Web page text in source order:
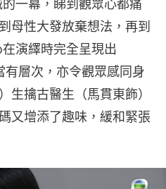
一幕，睇到觀眾心都痛
母性大發放棄想法，再到
演繹時完全呈現出
層次，亦令觀眾感同身
生擒古醫生（馬貫東飾）
又增添了趣味，緩和緊張